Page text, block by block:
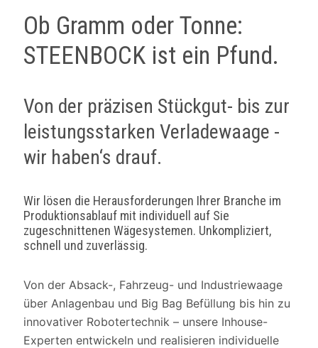
Ob Gramm oder Tonne:
STEENBOCK ist ein Pfund.
Von der präzisen Stückgut- bis zur
leistungsstarken Verladewaage -
wir haben‘s drauf.
Wir lösen die Herausforderungen Ihrer Branche im
Produktionsablauf mit individuell auf Sie
zugeschnittenen Wägesystemen. Unkompliziert,
schnell und zuverlässig.
Von der Absack-, Fahrzeug- und Industriewaage
über Anlagenbau und Big Bag Befüllung bis hin zu
innovativer Robotertechnik – unsere Inhouse-
Experten entwickeln und realisieren individuelle